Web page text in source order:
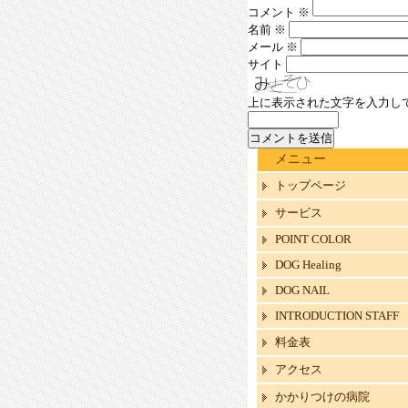
コメント ※
名前 ※
メール ※
サイト
上に表示された文字を入力し
メニュー
トップページ
サービス
POINT COLOR
DOG Healing
DOG NAIL
INTRODUCTION STAFF
料金表
アクセス
かかりつけの病院